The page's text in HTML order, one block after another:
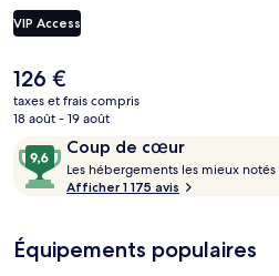
salle de fitness ouverte 24 h/24 et un
adorent le personnel attentionné et le
tram Masarykovo Nádraží est à 3 min
min.
VIP Access
Le
prix
actuel
de
126 €.
126 €
taxes et frais compris
18 août - 19 août
Avis
voyageurs
Coup de cœur
9,6
sur
10,
cœur
Les hébergements les mieux
Afficher 1 175 avis
Équipements populaires